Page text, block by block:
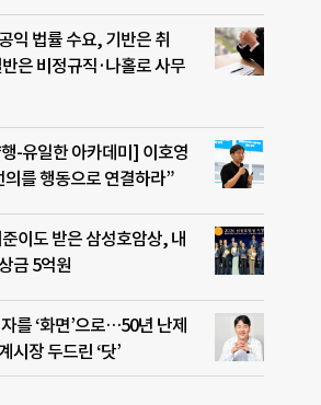
익 법률 수요, 기반은 취
은 비정규직·나홀로 사무
-유일한 아카데미] 이호영
의를 행동으로 연결하라”
이도 받은 삼성호암상, 내
금 5억원
를 ‘화면’으로…50년 난제
시장 두드린 ‘닷’